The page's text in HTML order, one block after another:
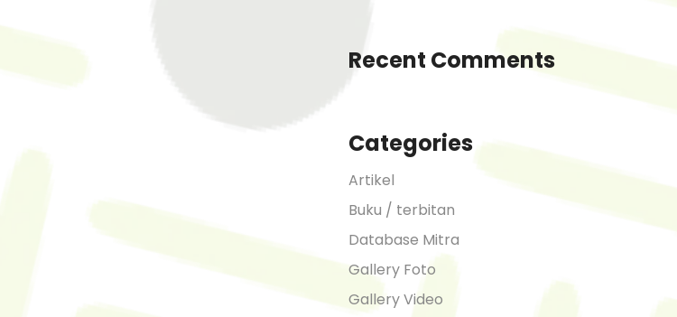
Recent Comments
Categories
Artikel
Buku / terbitan
Database Mitra
Gallery Foto
Gallery Video